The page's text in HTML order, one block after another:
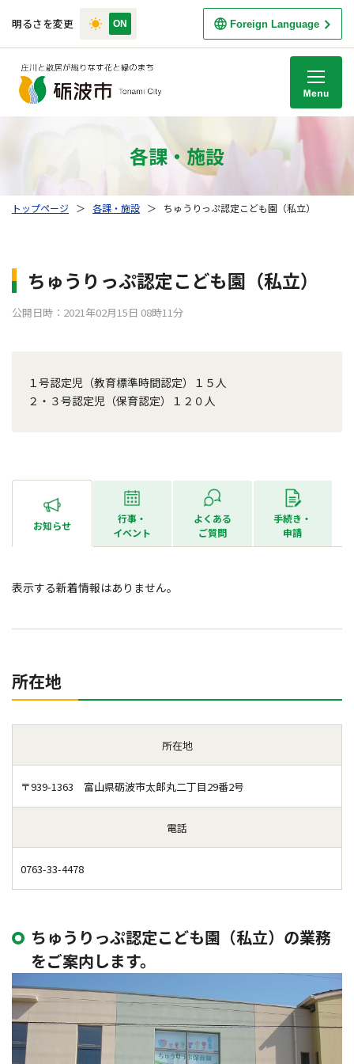
明るさを変更 Foreign Language
各課・施設
トップページ ＞ 各課・施設 ＞ ちゅうりっぷ認定こども園（私立）
ちゅうりっぷ認定こども園（私立）
公開日時：2021年02月15日 08時11分
１号認定児（教育標準時間認定）１５人
２・３号認定児（保育認定）１２０人
お知らせ
行事・
イベント
よくある
ご質問
手続き・
申請
表示する新着情報はありません。
所在地
所在地
〒939-1363 富山県砺波市太郎丸二丁目29番2号
電話
0763-33-4478
ちゅうりっぷ認定こども園（私立）の業務
をご案内します。